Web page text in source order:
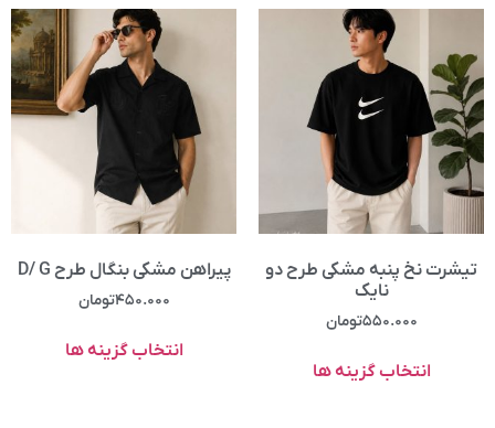
تیشرت نخ پنبه مشکی طرح دو
نایک
۵۵۰.۰۰۰تومان
انتخاب گزینه ها
پیراهن مشکی بنگال طرح D/ G
۴۵۰.۰۰۰تومان
انتخاب گزینه ها